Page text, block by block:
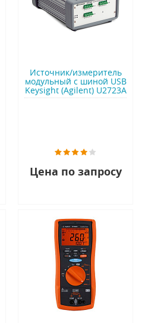
Источник/измеритель
модульный с шиной USB
Keysight (Agilent) U2723A
Цена по запросу